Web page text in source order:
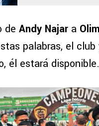
de Andy Najar a
palabras, el
él estará disponible.